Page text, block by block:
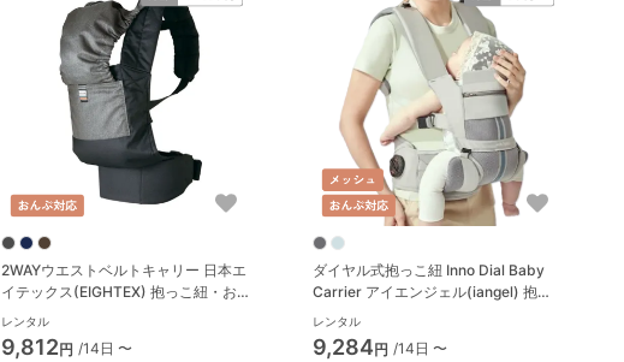
2WAYウエストベルトキャリー 日本エ
イテックス(EIGHTEX) 抱っこ紐・おん
ぶ紐
レンタル
9,812円 /14日 〜
ダイヤル式抱っこ紐 Inno Dial Baby
Carrier アイエンジェル(iangel) 抱っ
こ紐・おんぶ紐
レンタル
9,284円 /14日 〜